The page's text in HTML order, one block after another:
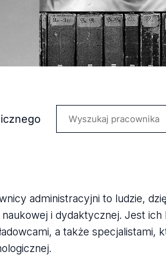
administracyjni to ludzie,
naukowej i dydaktycznej. Jest
a także